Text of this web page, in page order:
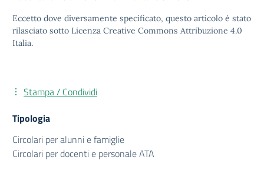
Eccetto dove diversamente specificato, questo articolo è stato
rilasciato sotto Licenza Creative Commons Attribuzione 4.0
Italia.
Stampa / Condividi
Tipologia
Circolari per alunni e famiglie
Circolari per docenti e personale ATA